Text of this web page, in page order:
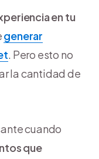
en tu
generar
. Pero esto no
la cantidad de
cuando
que